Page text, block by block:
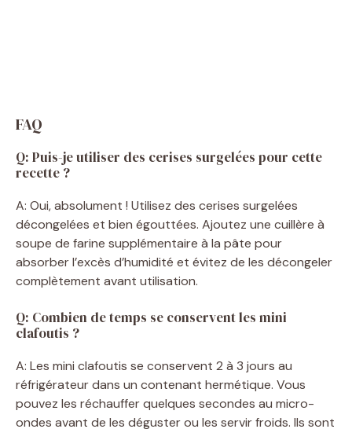
FAQ
Q: Puis-je utiliser des cerises surgelées pour cette
recette ?
A: Oui, absolument ! Utilisez des cerises surgelées
décongelées et bien égouttées. Ajoutez une cuillère à
soupe de farine supplémentaire à la pâte pour
absorber l’excès d’humidité et évitez de les décongeler
complètement avant utilisation.
Q: Combien de temps se conservent les mini
clafoutis ?
A: Les mini clafoutis se conservent 2 à 3 jours au
réfrigérateur dans un contenant hermétique. Vous
pouvez les réchauffer quelques secondes au micro-
ondes avant de les déguster ou les servir froids. Ils sont